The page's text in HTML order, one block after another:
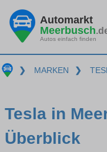
Automarkt
Meerbusch
Autos einfach finden
❯ MARKEN ❯
Tesla in
Überblick